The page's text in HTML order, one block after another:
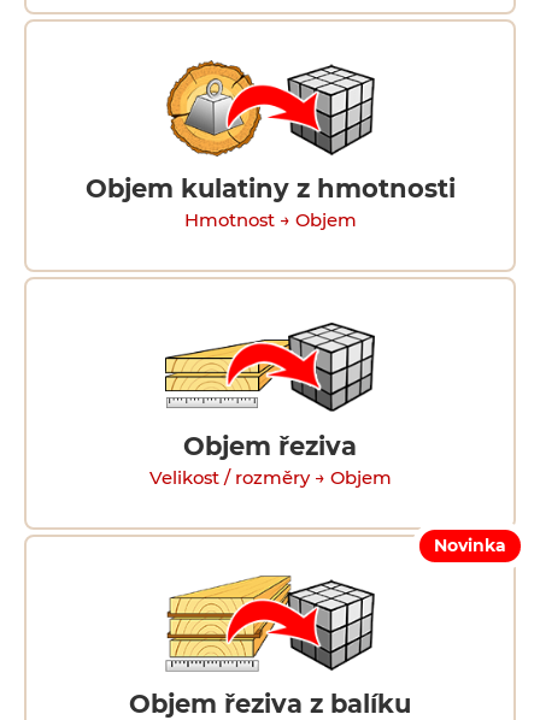
Objem kulatiny z hmotnosti
Hmotnost → Objem
Objem řeziva
Velikost / rozměry → Objem
Novinka
Objem řeziva z balíku